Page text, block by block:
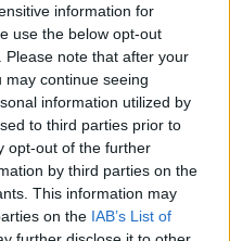
information for
use the below opt-out
note that after your
continue seeing
information utilized by
to third parties prior to
opt-out of the further
by third parties on the
This information may
on the IAB’s List of